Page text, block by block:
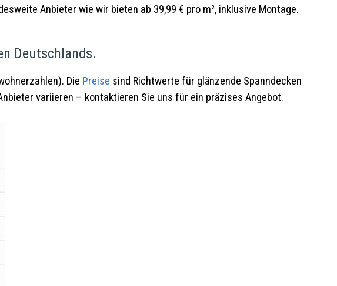
Anbieter wie wir bieten ab 39,99 € pro m², inklusive Montage.
Deutschlands.
Die Preise sind Richtwerte für glänzende Spanndecken
variieren – kontaktieren Sie uns für ein präzises Angebot.